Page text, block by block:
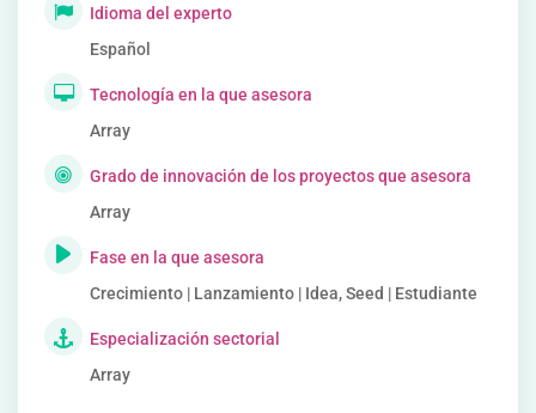
Idioma del experto
Español
Tecnología en la que asesora
Array
Grado de innovación de los proyectos que asesora
Array
Fase en la que asesora
Crecimiento | Lanzamiento | Idea, Seed | Estudiante
Especialización sectorial
Array